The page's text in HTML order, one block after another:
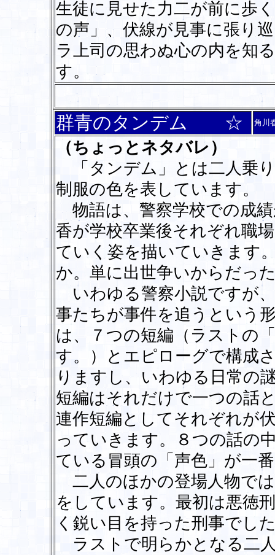
生徒に見せた力二が前に歩
の声」、伏線が見事に張り
ラ上司の思わぬ心の内を知
す。
群青のタンデム ☆ 角川
（ちょっとネタバレ）
「タンデム」とは二人乗
制服の色を表しています。
物語は、警察学校での成
香が学校卒業後それぞれ職
ていく姿を描いていきます
か。単に出世争いからだっ
いわゆる警察小説ですが
事たちが事件を追うという
は、７つの短編（ラストの
す。）とエピローグで構成
りますし、いわゆる日常の
短編はそれだけで一つの話
連作短編としてそれぞれが
っていきます。８つの話の
ている冒頭の「声色」が一
二人のほかの登場人物で
をしています。最初は悪徳
く鋭い目を持った刑事でし
ラストで明らかとなる二